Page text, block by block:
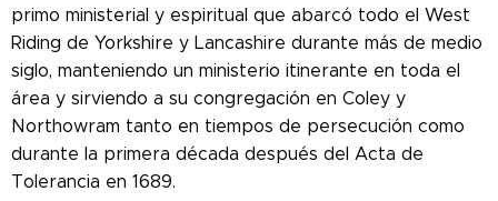
primo ministerial y espiritual que abarcó todo el West
Riding de Yorkshire y Lancashire durante más de medio
siglo, manteniendo un ministerio itinerante en toda el
área y sirviendo a su congregación en Coley y
Northowram tanto en tiempos de persecución como
durante la primera década después del Acta de
Tolerancia en 1689.